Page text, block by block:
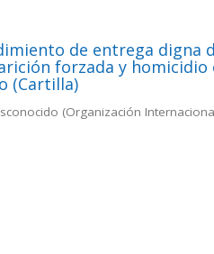
de entrega digna
forzada y
(Cartilla)
(Organización